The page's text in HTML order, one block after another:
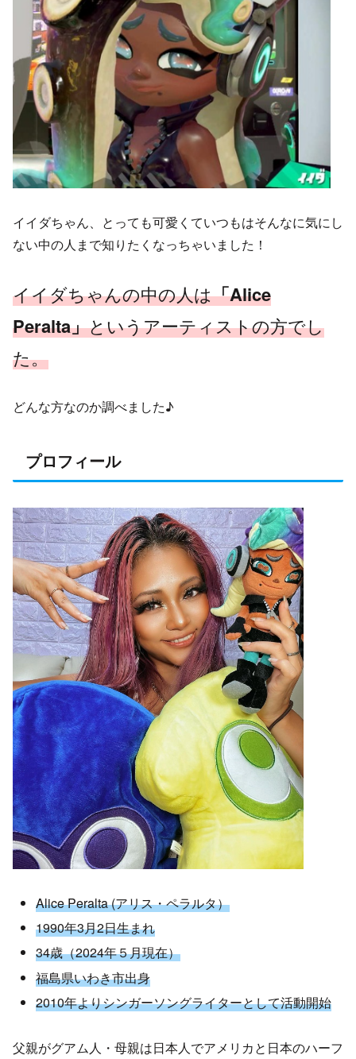
イイダちゃん、とっても可愛くていつもはそんなに気にし
ない中の人まで知りたくなっちゃいました！
イイダちゃんの中の人は「Alice
Peralta」というアーティストの方でし
た。
どんな方なのか調べました♪
プロフィール
Alice Peralta (アリス・ペラルタ）
1990年3月2日生まれ
34歳（2024年５月現在）
福島県いわき市出身
2010年よりシンガーソングライターとして活動開始
父親がグアム人・母親は日本人でアメリカと日本のハーフ